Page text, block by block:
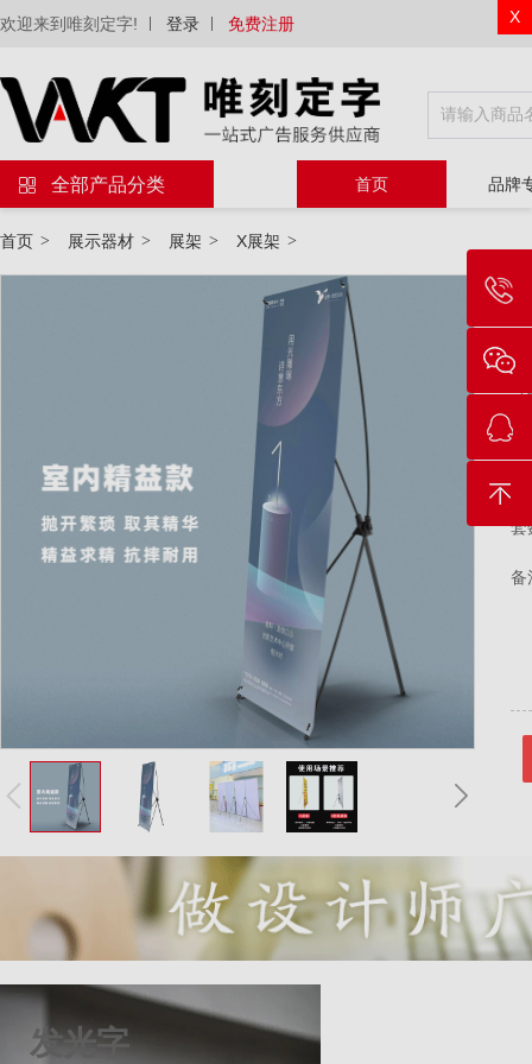
X
欢迎来到唯刻定字! 登录 免费注册
全部产品分类 首页 品牌
首页 > 展示器材 > 展架 > X展架 >
物
等
规
套
备
发光字